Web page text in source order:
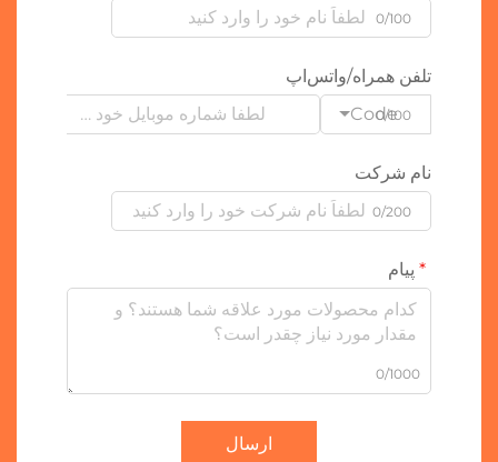
0/100
تلفن همراه/واتس‌اپ
Code
0/100
نام شرکت
0/200
پیام
0/1000
ارسال